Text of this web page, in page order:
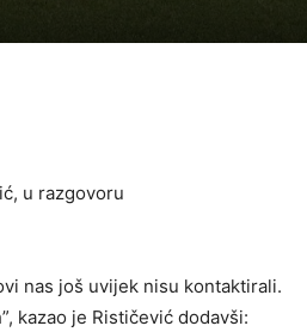
u razgovoru
nas još uvijek nisu kontaktirali.
kazao je Rističević dodavši: